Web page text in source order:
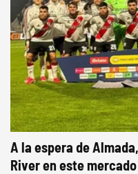
A la espera de
River en este